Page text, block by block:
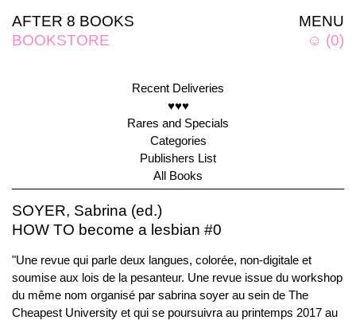
MENU
☺ (0)
AFTER 8 BOOKS
BOOKSTORE
Recent Deliveries
♥♥♥
Rares and Specials
Categories
Publishers List
All Books
SOYER, Sabrina (ed.)
HOW TO become a lesbian #0
"Une revue qui parle deux langues, colorée, non-digitale et
soumise aux lois de la pesanteur. Une revue issue du workshop
du même nom organisé par sabrina soyer au sein de The
Cheapest University et qui se poursuivra au printemps 2017 au